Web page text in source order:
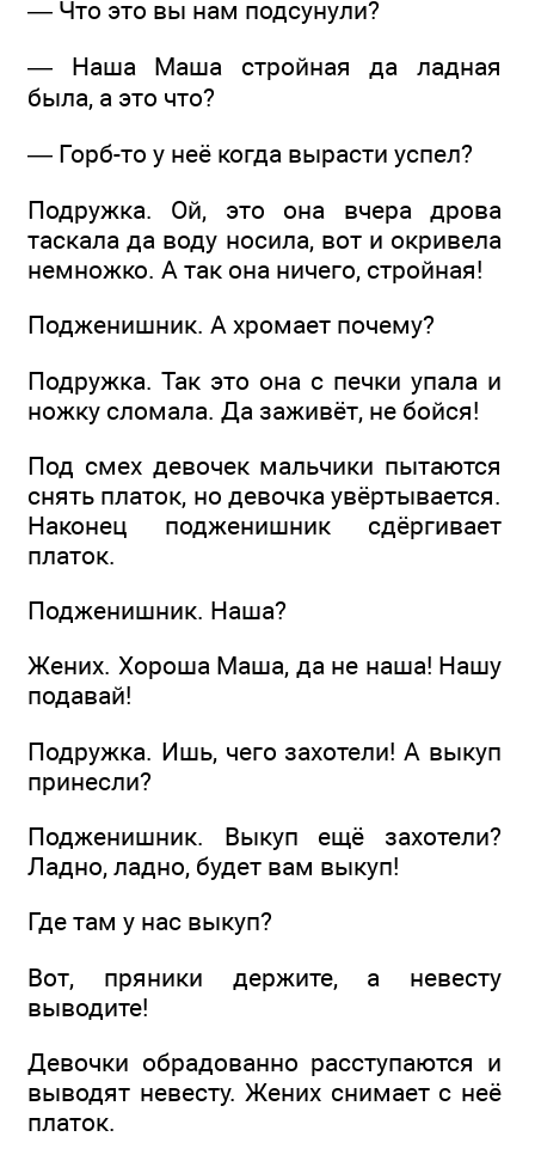
— Что это вы нам подсунули?
— Наша Маша стройная да ладная
была, а это что?
— Горб-то у неё когда вырасти успел?
Подружка. Ой, это она вчера дрова
таскала да воду носила, вот и окривела
немножко. А так она ничего, стройная!
Подженишник. А хромает почему?
Подружка. Так это она с печки упала и
ножку сломала. Да заживёт, не бойся!
Под смех девочек мальчики пытаются
снять платок, но девочка увёртывается.
Наконец подженишник сдёргивает
платок.
Подженишник. Наша?
Жених. Хороша Маша, да не наша! Нашу
подавай!
Подружка. Ишь, чего захотели! А выкуп
принесли?
Подженишник. Выкуп ещё захотели?
Ладно, ладно, будет вам выкуп!
Где там у нас выкуп?
Вот, пряники держите, а невесту
выводите!
Девочки обрадованно расступаются и
выводят невесту. Жених снимает с неё
платок.